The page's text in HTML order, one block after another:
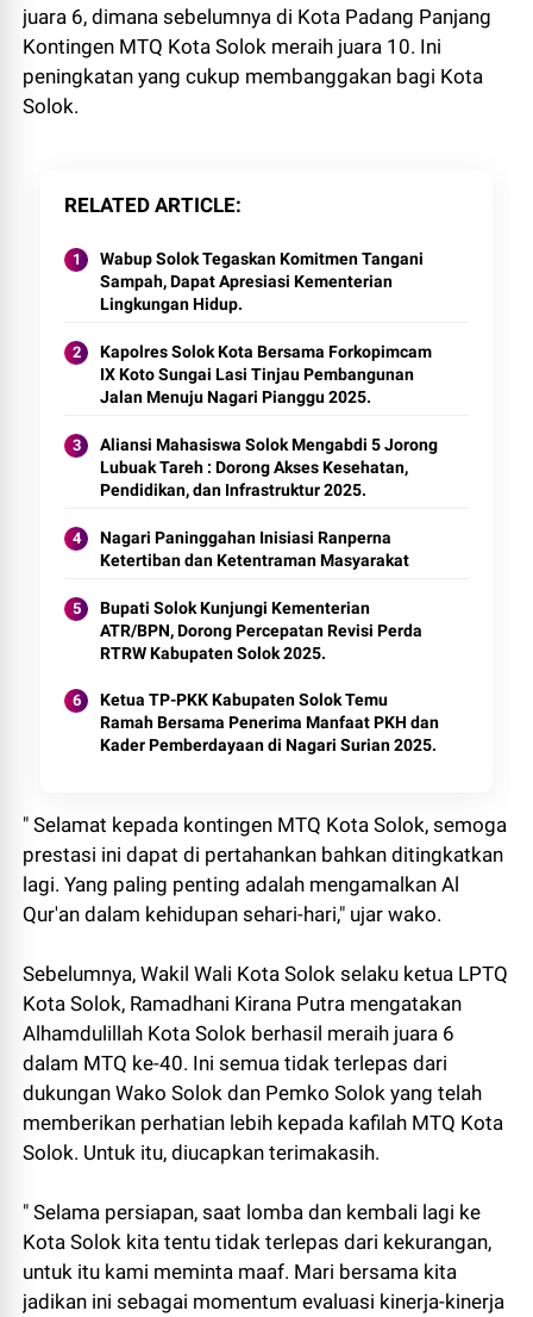
juara 6, dimana sebelumnya di Kota Padang Panjang
Kontingen MTQ Kota Solok meraih juara 10. Ini
peningkatan yang cukup membanggakan bagi Kota
Solok.
RELATED ARTICLE
Wabup Solok Tegaskan Komitmen Tangani
Sampah, Dapat Apresiasi Kementerian
Lingkungan Hidup.
Kapolres Solok Kota Bersama Forkopimcam
IX Koto Sungai Lasi Tinjau Pembangunan
Jalan Menuju Nagari Pianggu 2025.
Aliansi Mahasiswa Solok Mengabdi 5 Jorong
Lubuak Tareh : Dorong Akses Kesehatan,
Pendidikan, dan Infrastruktur 2025.
Nagari Paninggahan Inisiasi Ranperna
Ketertiban dan Ketentraman Masyarakat
Bupati Solok Kunjungi Kementerian
ATR/BPN, Dorong Percepatan Revisi Perda
RTRW Kabupaten Solok 2025.
Ketua TP-PKK Kabupaten Solok Temu
Ramah Bersama Penerima Manfaat PKH dan
Kader Pemberdayaan di Nagari Surian 2025.
" Selamat kepada kontingen MTQ Kota Solok, semoga
prestasi ini dapat di pertahankan bahkan ditingkatkan
lagi. Yang paling penting adalah mengamalkan Al
Qur'an dalam kehidupan sehari-hari," ujar wako.
Sebelumnya, Wakil Wali Kota Solok selaku ketua LPTQ
Kota Solok, Ramadhani Kirana Putra mengatakan
Alhamdulillah Kota Solok berhasil meraih juara 6
dalam MTQ ke-40. Ini semua tidak terlepas dari
dukungan Wako Solok dan Pemko Solok yang telah
memberikan perhatian lebih kepada kafilah MTQ Kota
Solok. Untuk itu, diucapkan terimakasih.
" Selama persiapan, saat lomba dan kembali lagi ke
Kota Solok kita tentu tidak terlepas dari kekurangan,
untuk itu kami meminta maaf. Mari bersama kita
jadikan ini sebagai momentum evaluasi kinerja-kinerja